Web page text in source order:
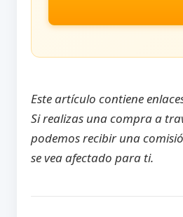
Este artículo contiene
Si realizas una compra a
podemos recibir una
se vea afectado para ti.